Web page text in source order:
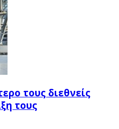
τους διεθνείς
τους